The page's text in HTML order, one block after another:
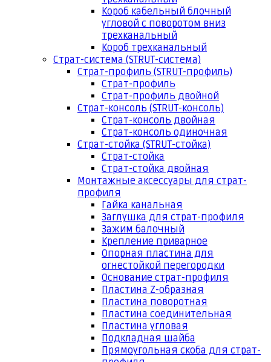
Короб кабельный блочный
угловой с поворотом вниз
трехканальный
Короб трехканальный
Страт-система (STRUT-система)
Страт-профиль (STRUT-профиль)
Страт-профиль
Страт-профиль двойной
Страт-консоль (STRUT-консоль)
Страт-консоль двойная
Страт-консоль одиночная
Страт-стойка (STRUT-стойка)
Страт-стойка
Страт-стойка двойная
Монтажные аксессуары для страт-
профиля
Гайка канальная
Заглушка для страт-профиля
Зажим балочный
Крепление приварное
Опорная пластина для
огнестойкой перегородки
Основание страт-профиля
Пластина Z-образная
Пластина поворотная
Пластина соединительная
Пластина угловая
Подкладная шайба
Прямоугольная скоба для страт-